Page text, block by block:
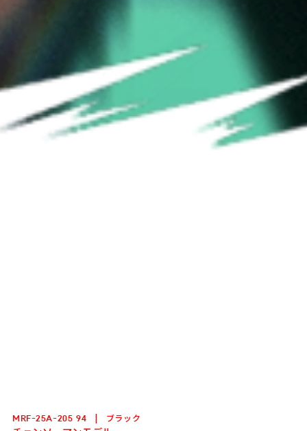
MRFｰ25Aｰ205 94 ブラック